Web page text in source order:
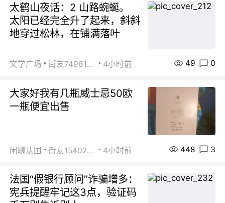
太鹤山夜话：2 山路蜿蜒。
太阳已经完全升了起来，斜斜
地穿过松林，在铺满落叶
文学广场 街友74981146 4小时前 49 0
大家好我有几瓶威士忌50欧
一瓶便宜出售
闲聊法国 街友15402223 4小时前 448 3
法国“假银行顾问”诈骗增多：
宪兵提醒牢记这3点，验证码